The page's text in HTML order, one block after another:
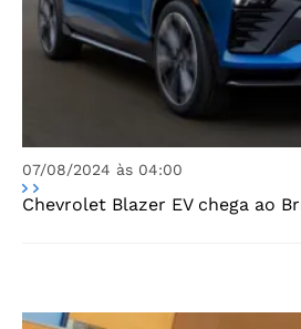
07/08/2024 às 04:00
Chevrolet Blazer EV chega ao